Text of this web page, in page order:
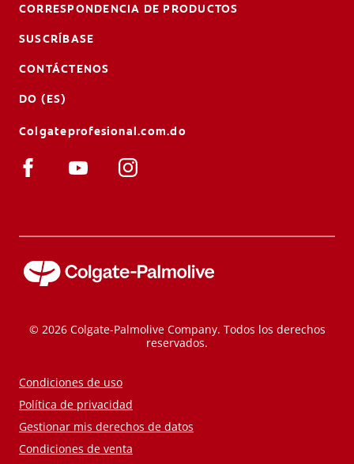
CORRESPONDENCIA DE PRODUCTOS
SUSCRÍBASE
CONTÁCTENOS
DO (ES)
Colgateprofesional.com.do
© 2026 Colgate-Palmolive Company. Todos los derechos
reservados.
Condiciones de uso
Política de privacidad
Gestionar mis derechos de datos
Condiciones de venta